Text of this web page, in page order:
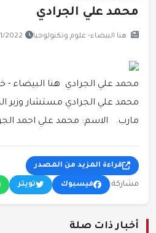
محمد علي الجرادي
هنا البيضاء- علوم وتكنولوجيا 16:39
محمد علي الجرادي هنا
محمد علي الجرادي مستشار وزير
مارب. الاسم: محمد علي احمد
قراءة المزيد من المصدر
مشاركة: فيسبوك تويتر
أخبار ذات صلة